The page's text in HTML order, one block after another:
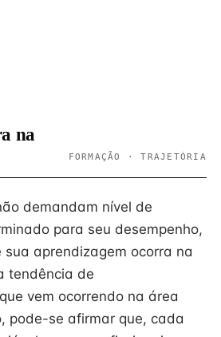
na
FORMAÇÃO · TRAJETÓRIA
demandam nível de
para seu desempenho,
sua aprendizagem ocorra na
tendência de
vem ocorrendo na área
pode-se afirmar que, cada